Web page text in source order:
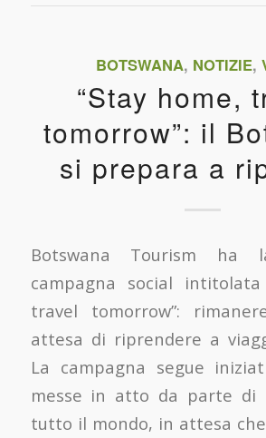
BOTSWANA, NOTIZIE,
“Stay home,
tomorrow”: il
si prepara a
Botswana Tourism ha
campagna social
travel tomorrow”:
attesa di riprendere a
La campagna segue
messe in atto da parte di
tutto il mondo, in attesa